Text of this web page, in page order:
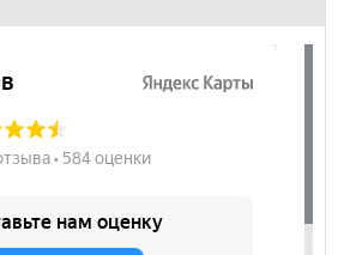
Шкаф-пенал
да
Марибель
Спальня, Детская